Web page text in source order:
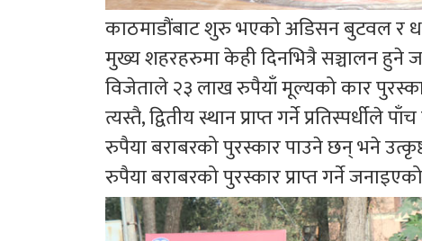
काठमाडौंबाट शुरु भएको अडिसन बुटवल
मुख्य शहरहरुमा केही दिनभित्रै सञ्चालन
विजेताले २३ लाख रुपैयाँ मूल्यको कार
त्यस्तै, द्वितीय स्थान प्राप्त गर्ने
रुपैया बराबरको पुरस्कार पाउने छन् भने
रुपैया बराबरको पुरस्कार प्राप्त गर्ने